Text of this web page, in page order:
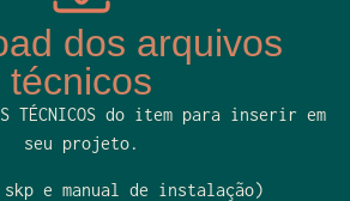
dos arquivos
técnicos
TÉCNICOS do item para inserir em
seu projeto.
e manual de instalação)